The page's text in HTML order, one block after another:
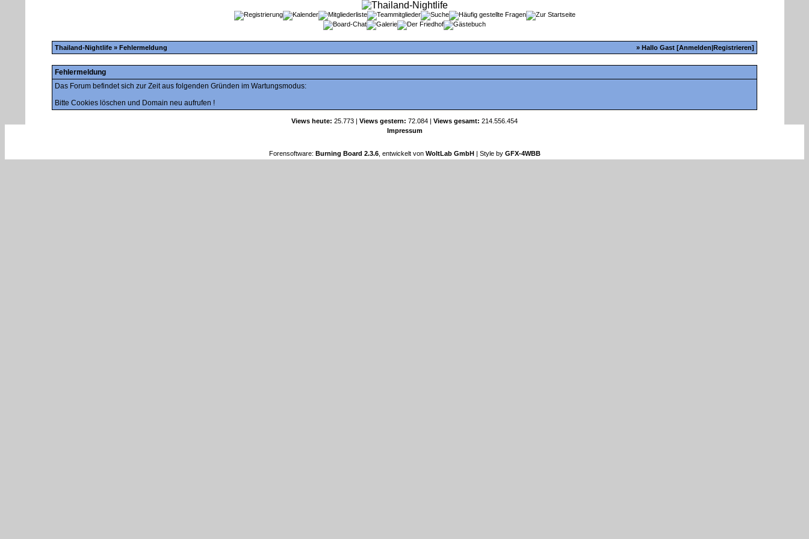
Thailand-Nightlife » Fehlermeldung » Hallo Gast [Anmelden|Registrieren]
Fehlermeldung
Das Forum befindet sich zur Zeit aus folgenden Gründen im Wartungsmodus:
Bitte Cookies löschen und Domain neu aufrufen !
Views heute: 25.773 | Views gestern: 72.084 | Views gesamt: 214.556.454
Impressum
Forensoftware: Burning Board 2.3.6, entwickelt von WoltLab GmbH| Style by GFX-4WBB